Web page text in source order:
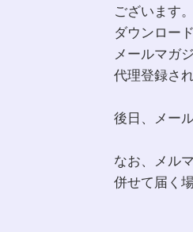
ございます。
ダウンロー
メールマガ
代理登録され
後日、メー
なお、メル
併せて届く